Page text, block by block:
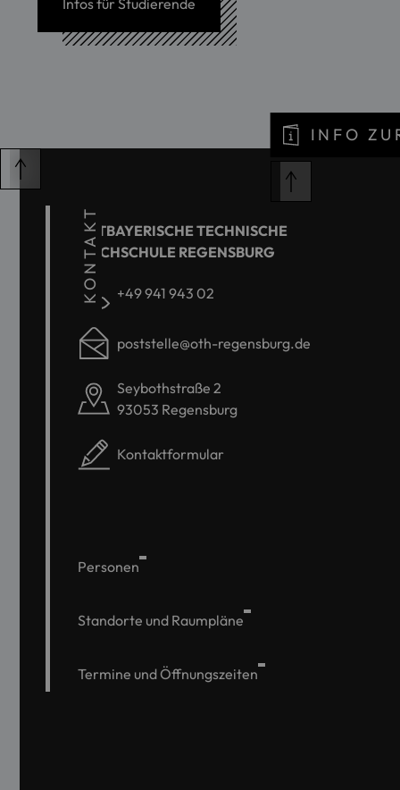
INFO
KONTAKT
OSTBAYERISCHE TECHNISCHE
HOCHSCHULE REGENSBURG
+49 941 943 02
poststelle@oth-regensburg.de
Seybothstraße 2
93053 Regensburg
Kontaktformular
Personen
Standorte und Raumpläne
Termine und Öffnungszeiten